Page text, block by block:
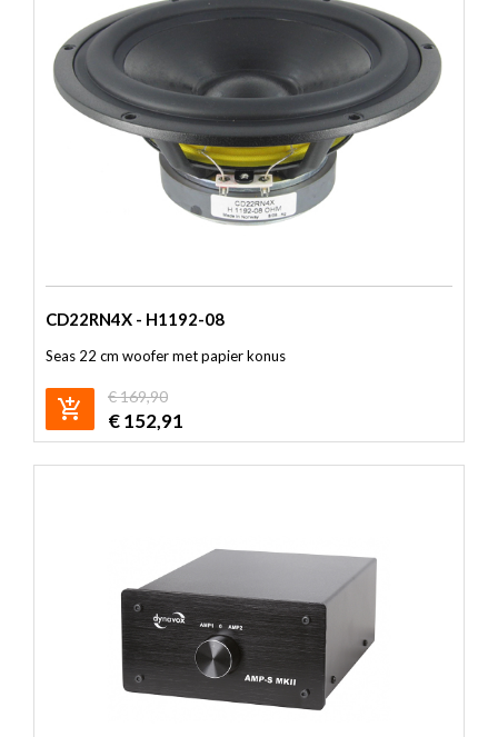
CD22RN4X - H1192-08
Seas 22 cm woofer met papier konus
€169,90
€152,91